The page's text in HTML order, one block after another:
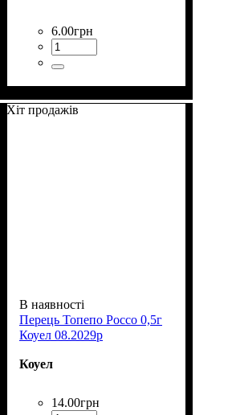
6.00грн
Хіт продажів
В наявності
Перець Топепо Россо 0,5г
Коуел 08.2029р
Коуел
14.00грн